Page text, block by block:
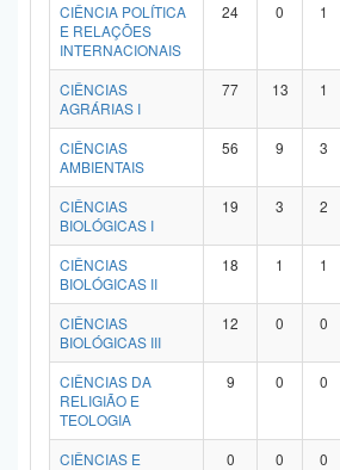
CIÊNCIA POLÍTICA
E RELAÇÕES
INTERNACIONAIS
24 0 1
CIÊNCIAS
AGRÁRIAS I
77 13 1
CIÊNCIAS
AMBIENTAIS
56 9 3
CIÊNCIAS
BIOLÓGICAS I
19 3 2
CIÊNCIAS
BIOLÓGICAS II
18 1 1
CIÊNCIAS
BIOLÓGICAS III
12 0 0
CIÊNCIAS DA
RELIGIÃO E
TEOLOGIA
9 0 0
CIÊNCIAS E
0 0 0